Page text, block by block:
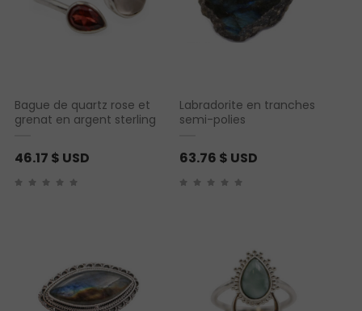
Bague de quartz rose et
grenat en argent sterling
46.17 $ USD
Labradorite en tranches
semi-polies
63.76 $ USD